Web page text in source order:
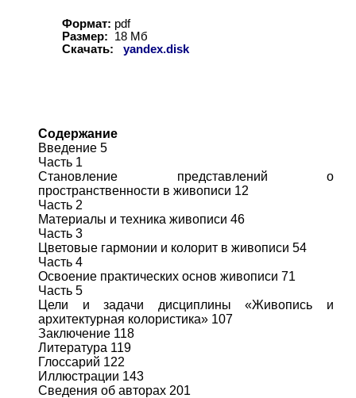
Формат: pdf
Размер:
18 Мб
Скачать:
yandex.disk
Содержание
Введение 5
Часть 1
Становление представлений о
пространственности в живописи 12
Часть 2
Материалы и техника живописи 46
Часть 3
Цветовые гармонии и колорит в живописи 54
Часть 4
Освоение практических основ живописи 71
Часть 5
Цели и задачи дисциплины «Живопись и
архитектурная колористика» 107
Заключение 118
Литература 119
Глоссарий 122
Иллюстрации 143
Сведения об авторах 201